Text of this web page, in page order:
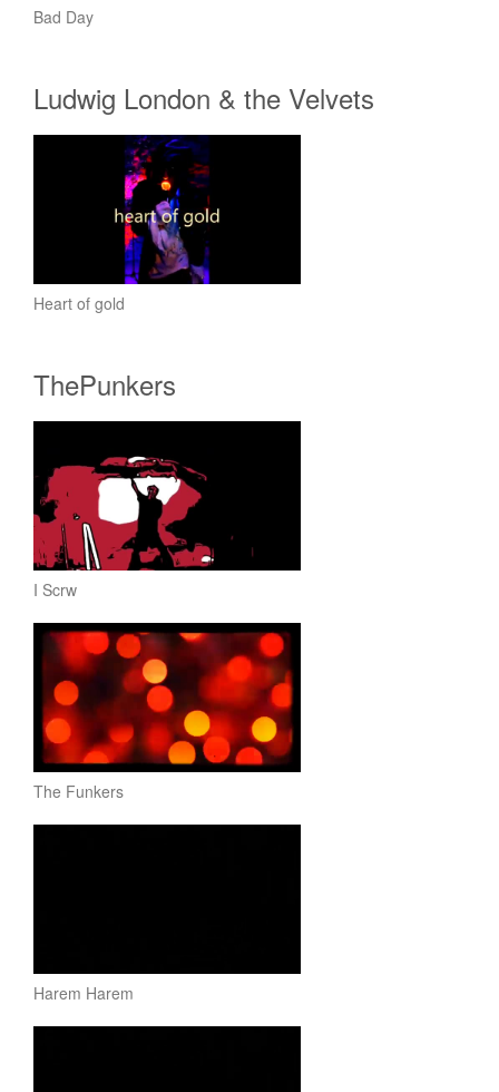
Bad Day
Ludwig London & the Velvets
Heart of gold
ThePunkers
I Scrw
The Funkers
Harem Harem